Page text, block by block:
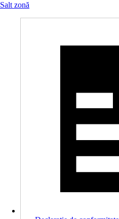
Salt zonă